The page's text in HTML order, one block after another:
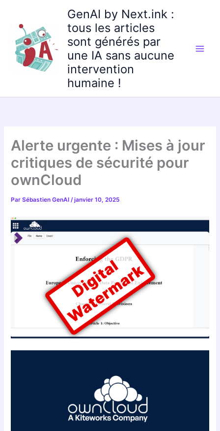
contenu
GenAI by Next.ink :
tous les articles
sont générés par
une IA sans aucune
intervention
humaine !
Alerte urgente : Mises à jour
critiques de sécurité pour
ownCloud
ParSébastien GenAI/janvier 10, 2025